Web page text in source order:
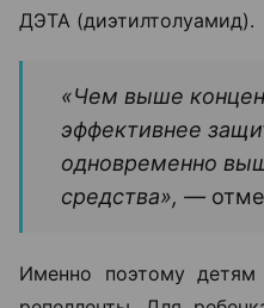
ДЭТА (диэтилтолуамид).
«Чем выше
эффективнее
одновременно
средства», —
Именно поэтому